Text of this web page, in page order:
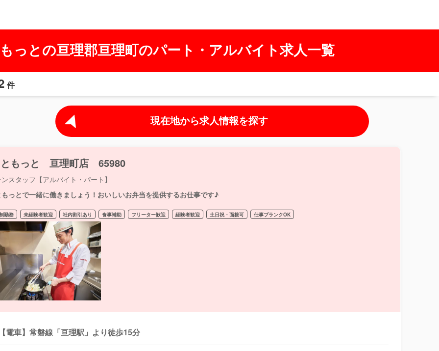
っとの亘理郡亘理町のパート・アルバイト求人一覧
件
現在地から求人情報を探す
もっと 亘理町店 65980
スタッフ【アルバイト・パート】
っとで一緒に働きましょう！おいしいお弁当を提供するお仕事です♪
勤務 未経験者歓迎 社内割引あり 食事補助 フリーター歓迎 経験者歓迎 土日祝・面接可 仕事ブランクOK
電車】常磐線「亘理駅」より徒歩15分